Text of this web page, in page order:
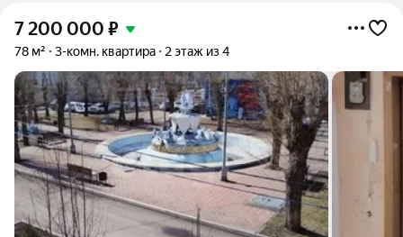
7 200 000 ₽
78 м² 3-комн. квартира 2 этаж из 4